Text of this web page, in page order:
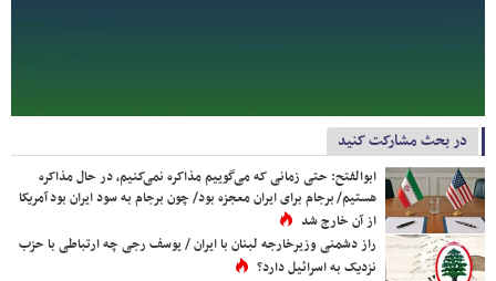
در بحث مشارکت کنید
ابوالفتح: حتی زمانی که می‌گوییم مذاکره نمی‌کنیم، در حال مذاکره
هستیم/ برجام برای ایران معجزه بود/ چون برجام به سود ایران بود آمریکا
از آن خارج شد
راز دشمنی وزیرخارجه لبنان با ایران / یوسف رجی چه ارتباطی با حزب
نزدیک به اسرائیل دارد؟